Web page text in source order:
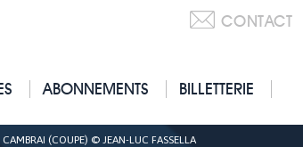
CONTACT
ABONNEMENTS
BILLETTERIE
CAMBRAI (COUPE) © JEAN-LUC FASSELLA